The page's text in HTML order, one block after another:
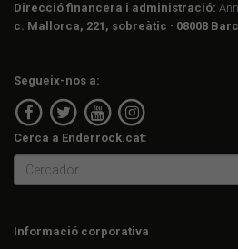
Direcció financera i administració:
c. Mallorca, 221, sobreàtic · 08008
Segueix-nos a:
Cerca a Enderrock.cat:
Informació corporativa